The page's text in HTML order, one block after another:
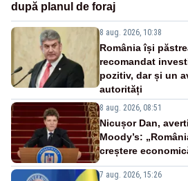
după planul de foraj
8 aug. 2026, 10:38
România își
recomandat
pozitiv, dar și un
autorități
8 aug. 2026, 08:51
Nicușor Dan,
Moody’s:
creștere
7 aug. 2026, 15:26